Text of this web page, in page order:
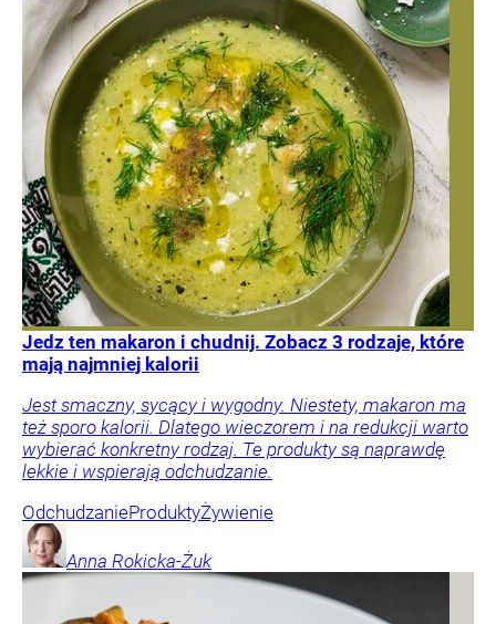
Jedz ten makaron i chudnij. Zobacz 3 rodzaje, które
mają najmniej kalorii
Jest smaczny, sycący i wygodny. Niestety, makaron ma
też sporo kalorii. Dlatego wieczorem i na redukcji warto
wybierać konkretny rodzaj. Te produkty są naprawdę
lekkie i wspierają odchudzanie.
OdchudzanieProduktyŻywienie
Anna Rokicka-Żuk